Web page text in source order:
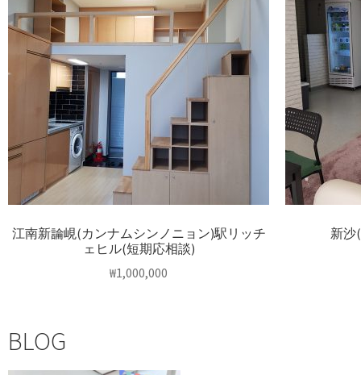
江南新論峴(カンナムシンノニョン)駅リッチ
ェヒル(短期応相談)
₩1,000,000
新沙
BLOG